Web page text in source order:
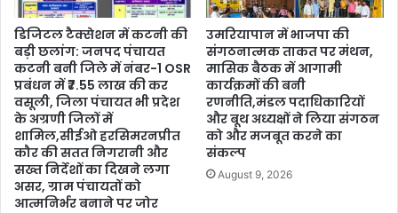
डिजिटल टैक्सेशन में कटनी की
बड़ी छलांग: जनपद पंचायत
कटनी बनी जिले में नंबर-1 OSR
प्रबंधन में ₹7.55 लाख की कर
वसूली, जिला पंचायत भी प्रदेश
के अग्रणी जिलों में
शामिल,सीईओ हरसिमरनप्रीत
कौर की सतत निगरानी और
सख्त निर्देशों का दिखने लगा
असर, ग्राम पंचायतों को
आत्मनिर्भर बनाने पर जोर
उमरियापान में भाजपा की
संगठनात्मक ताकत पर मंथन,
मासिक बैठक में आगामी
कार्यक्रमों की बनी
रणनीति,मंडल पदाधिकारियों
और बूथ अध्यक्षों ने लिया संगठन
को और मजबूत करने का
संकल्प
August 9, 2026